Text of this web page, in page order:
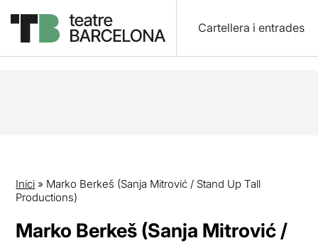
Cartellera i entrades
Inici » Marko Berkeš (Sanja Mitrović / Stand Up Tall
Productions)
Marko Berkeš (Sanja Mitrović /